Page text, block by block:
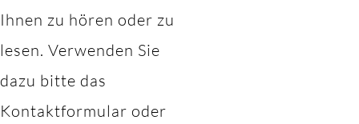
Ihnen zu hören oder zu
lesen. Verwenden Sie
dazu bitte das
Kontaktformular oder